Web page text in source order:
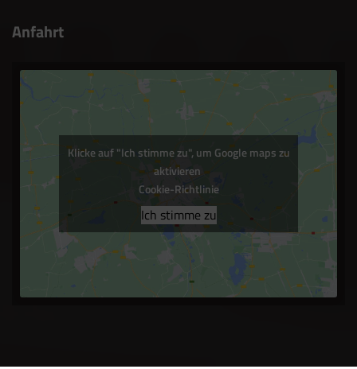
Anfahrt
Klicke auf "Ich stimme zu", um Google maps zu
aktivieren
Cookie-Richtlinie
Ich stimme zu